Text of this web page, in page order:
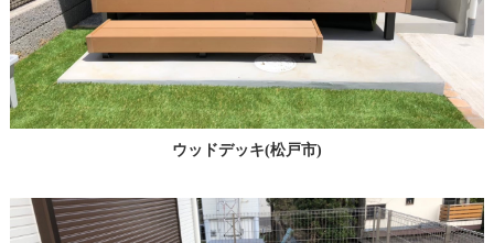
ウッドデッキ(松戸市)